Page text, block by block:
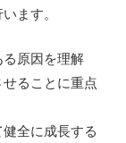
ます。
原因を理解
ることに重点
全に成長する